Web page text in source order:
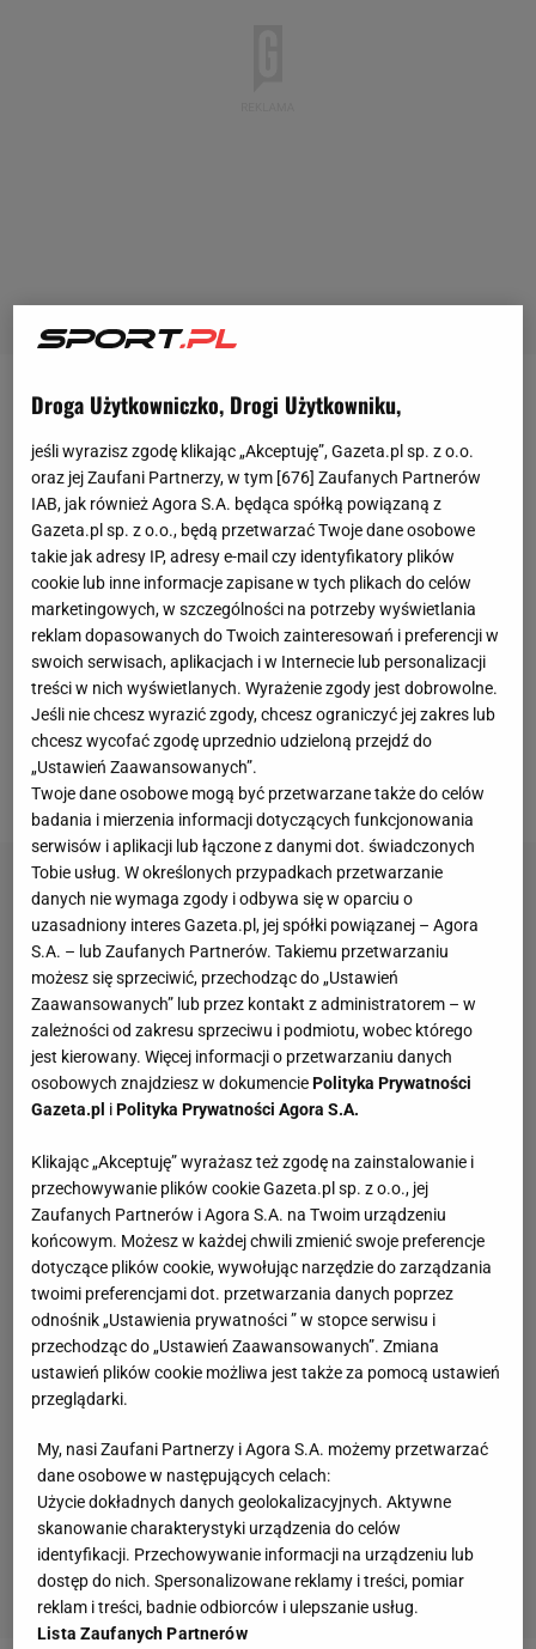
Niezależnie, czy mówimy o 1. Bundeslidze, czy o jej
zapleczu lub trzeciejlidze, to znajdziemy tam wiele
uznanych i legendarnych klubów. Na trzecim
poziomie rozgrywkowym w Niemczech walczą takie
zespoły, jak Hansa Rostock, Alemania Aachen czy
TSV 1860 Monachium. W 2. Bundeslidze blisko
wywalczenia awansu jestSchalke 04, ale są tam też
inne uznane marki, takie jak Hannover 96,
Kaiserslautern, Fortuna Dusseldorf, FC Nurnberg,
Dynamo Drezno oraz Arminia Bielefeld. Niestety na
poziom czwartejligi(Regionalliga) spada jedna z
uznanych marek za naszą zachodnią granicą.
Droga Użytkowniczko, Drogi Użytkowniku,
jeśli wyrazisz zgodę klikając „Akceptuję”, Gazeta.pl sp. z o.o.
oraz jej Zaufani Partnerzy, w tym [676] Zaufanych Partnerów
IAB, jak również Agora S.A. będąca spółką powiązaną z
Gazeta.pl sp. z o.o., będą przetwarzać Twoje dane osobowe
takie jak adresy IP, adresy e-mail czy identyfikatory plików
cookie lub inne informacje zapisane w tych plikach do celów
marketingowych, w szczególności na potrzeby wyświetlania
reklam dopasowanych do Twoich zainteresowań i preferencji w
swoich serwisach, aplikacjach i w Internecie lub personalizacji
treści w nich wyświetlanych. Wyrażenie zgody jest dobrowolne.
Jeśli nie chcesz wyrazić zgody, chcesz ograniczyć jej zakres lub
chcesz wycofać zgodę uprzednio udzieloną przejdź do
„Ustawień Zaawansowanych”.
Twoje dane osobowe mogą być przetwarzane także do celów
badania i mierzenia informacji dotyczących funkcjonowania
serwisów i aplikacji lub łączone z danymi dot. świadczonych
Tobie usług. W określonych przypadkach przetwarzanie
danych nie wymaga zgody i odbywa się w oparciu o
uzasadniony interes Gazeta.pl, jej spółki powiązanej – Agora
S.A. – lub Zaufanych Partnerów. Takiemu przetwarzaniu
możesz się sprzeciwić, przechodząc do „Ustawień
Zaawansowanych” lub przez kontakt z administratorem – w
zależności od zakresu sprzeciwu i podmiotu, wobec którego
jest kierowany. Więcej informacji o przetwarzaniu danych
osobowych znajdziesz w dokumenciePolityka Prywatności
Gazeta.pl iPolityka Prywatności Agora S.A.
Klikając „Akceptuję” wyrażasz też zgodę na zainstalowanie i
przechowywanie plików cookie Gazeta.pl sp. z o.o., jej
Zaufanych Partnerów i Agora S.A. na Twoim urządzeniu
końcowym. Możesz w każdej chwili zmienić swoje preferencje
dotyczące plików cookie, wywołując narzędzie do zarządzania
twoimi preferencjami dot. przetwarzania danych poprzez
odnośnik „Ustawienia prywatności ” w stopce serwisu i
przechodząc do „Ustawień Zaawansowanych”. Zmiana
ustawień plików cookie możliwa jest także za pomocą ustawień
przeglądarki.
My, nasi Zaufani Partnerzy i Agora S.A. możemy przetwarzać
dane osobowe w następujących celach:
Użycie dokładnych danych geolokalizacyjnych. Aktywne
skanowanie charakterystyki urządzenia do celów
identyfikacji. Przechowywanie informacji na urządzeniu lub
dostęp do nich. Spersonalizowane reklamy i treści, pomiar
reklam i treści, badnie odbiorców i ulepszanie usług.
Lista Zaufanych Partnerów